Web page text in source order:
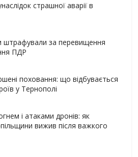
страшної аварії в
штрафували за перевищення
ПДР
поховання: що відбувається
у Тернополі
і атаками дронів: як
вижив після важкого